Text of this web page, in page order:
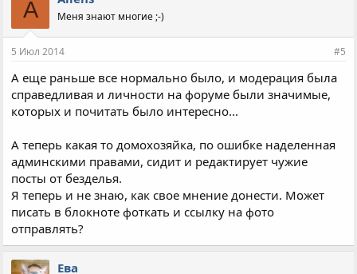
A Меня знают многие ;-)
5 Июл 2014 #5
А еще раньше все нормально было, и модерация была
справедливая и личности на форуме были значимые,
которых и почитать было интересно...
А теперь какая то домохозяйка, по ошибке наделенная
админскими правами, сидит и редактирует чужие
посты от безделья.
Я теперь и не знаю, как свое мнение донести. Может
писать в блокноте фоткать и ссылку на фото
отправлять?
Ева